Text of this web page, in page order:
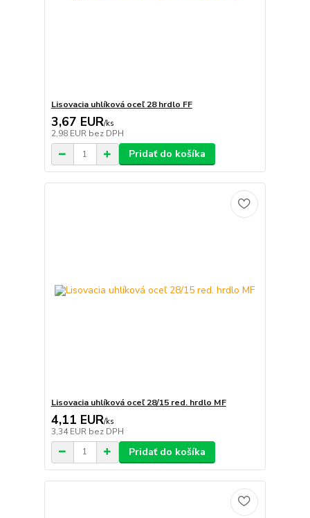
Lisovacia uhlíková oceľ 28 hrdlo FF
3,67 EUR/ks
2,98 EUR bez DPH
Pridať do košíka
Lisovacia uhlíková oceľ 28/15 red. hrdlo MF
4,11 EUR/ks
3,34 EUR bez DPH
Pridať do košíka